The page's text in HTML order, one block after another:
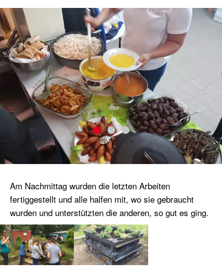
Am Nachmittag wurden die letzten Arbeiten
fertiggestellt und alle halfen mit, wo sie gebraucht
wurden und unterstützten die anderen, so gut es ging.